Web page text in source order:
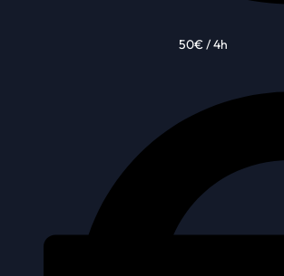
50€ / 4h